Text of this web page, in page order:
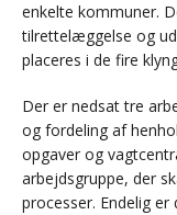
enkelte kommuner.
tilrettelæggelse og
placeres i de fire
Der er nedsat tre
og fordeling af
opgaver og
arbejdsgruppe, der
processer. Endelig